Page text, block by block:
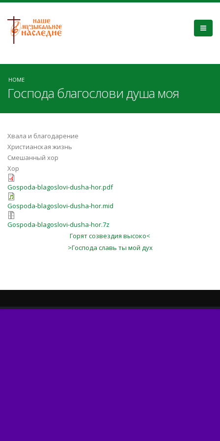
HOME
Господа благослови душа моя
Хвала и благодарение
Христианская жизнь
Смешанный хор
Хор
Gospoda-blagoslovi-dusha-hor.pdf
Gospoda-blagoslovi-dusha-hor.mid
Gospoda-blagoslovi-dusha-hor.7z
Горят созвездия высоко<
>Господа славь ты мой дух